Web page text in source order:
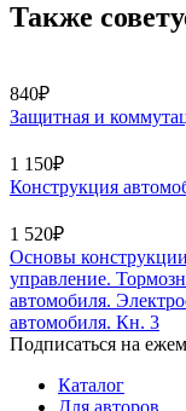
Также
840₽
Защитная и
1 150₽
Конструкция
1 520₽
Основы
управление.
автомобиля.
автомобиля. Кн. 3
Подписаться на
Каталог